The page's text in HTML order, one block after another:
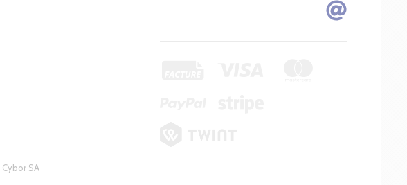
Cybor SA